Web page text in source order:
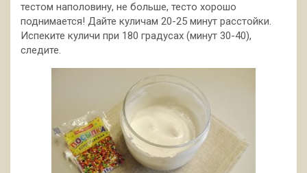
тестом наполовину, не больше, тесто хорошо
поднимается! Дайте куличам 20-25 минут расстойки.
Испеките куличи при 180 градусах (минут 30-40),
следите.